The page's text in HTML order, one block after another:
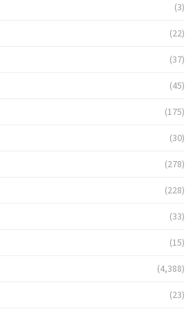
(3)
(22)
(37)
(45)
(175)
(30)
(278)
(228)
(33)
(15)
(4,388)
(23)